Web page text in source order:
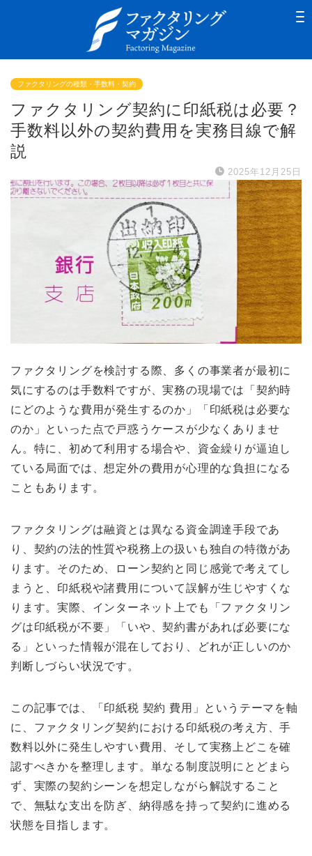
ファクタリングの種類・手数料・契約
ファクタリング契約に印紙税は必要？
手数料以外の契約費用を実務目線で解
説
2025年12月25日
ファクタリングを検討する際、多くの事業者が最初に
気にするのは手数料ですが、実務の現場では「契約時
にどのような費用が発生するのか」「印紙税は必要な
のか」といった点で戸惑うケースが少なくありませ
ん。特に、初めて利用する場合や、資金繰りが逼迫し
ている局面では、想定外の費用が心理的な負担になる
こともあります。
ファクタリングは融資とは異なる資金調達手段であ
り、契約の法的性質や税務上の扱いも独自の特徴があ
ります。そのため、ローン契約と同じ感覚で考えてし
まうと、印紙税や諸費用について誤解が生じやすくな
ります。実際、インターネット上でも「ファクタリン
グは印紙税が不要」「いや、契約書があれば必要にな
る」といった情報が混在しており、どれが正しいのか
判断しづらい状況です。
この記事では、「印紙税 契約 費用」というテーマを軸
に、ファクタリング契約における印紙税の考え方、手
数料以外に発生しやすい費用、そして実務上どこを確
認すべきかを整理します。単なる制度説明にとどまら
ず、実際の契約シーンを想定しながら解説すること
で、無駄な支出を防ぎ、納得感を持って契約に進める
状態を目指します。